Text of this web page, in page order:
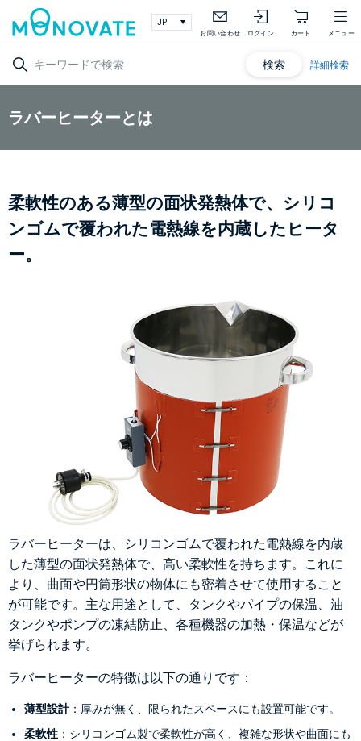
お問い合わせ ログイン カート メニュー
検索 詳細検索
ラバーヒーターとは
柔軟性のある薄型の面状発熱体で、シリコ
ンゴムで覆われた電熱線を内蔵したヒータ
ー。
ラバーヒーターは、シリコンゴムで覆われた電熱線を内蔵
した薄型の面状発熱体で、高い柔軟性を持ちます。これに
より、曲面や円筒形状の物体にも密着させて使用すること
が可能です。主な用途として、タンクやパイプの保温、油
タンクやポンプの凍結防止、各種機器の加熱・保温などが
挙げられます。
ラバーヒーターの特徴は以下の通りです：
薄型設計：厚みが無く、限られたスペースにも設置可能です。
柔軟性 ：シリコンゴム製で柔軟性が高く、複雑な形状や曲面にも